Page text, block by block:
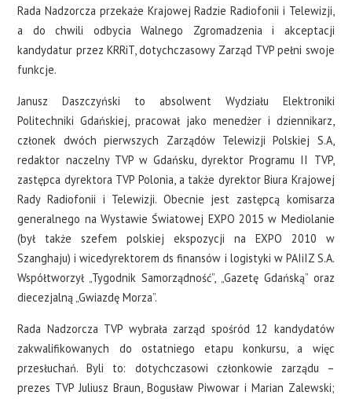
Rada Nadzorcza przekaże Krajowej Radzie Radiofonii i Telewizji,
a do chwili odbycia Walnego Zgromadzenia i akceptacji
kandydatur przez KRRiT, dotychczasowy Zarząd TVP pełni swoje
funkcje.
Janusz Daszczyński to absolwent Wydziału Elektroniki
Politechniki Gdańskiej, pracował jako menedżer i dziennikarz,
członek dwóch pierwszych Zarządów Telewizji Polskiej S.A,
redaktor naczelny TVP w Gdańsku, dyrektor Programu II TVP,
zastępca dyrektora TVP Polonia, a także dyrektor Biura Krajowej
Rady Radiofonii i Telewizji. Obecnie jest zastępcą komisarza
generalnego na Wystawie Światowej EXPO 2015 w Mediolanie
(był także szefem polskiej ekspozycji na EXPO 2010 w
Szanghaju) i wicedyrektorem ds finansów i logistyki w PAIiIZ S.A.
Współtworzył „Tygodnik Samorządność”, „Gazetę Gdańską” oraz
diecezjalną „Gwiazdę Morza”.
Rada Nadzorcza TVP wybrała zarząd spośród 12 kandydatów
zakwalifikowanych do ostatniego etapu konkursu, a więc
przesłuchań. Byli to: dotychczasowi członkowie zarządu –
prezes TVP Juliusz Braun, Bogusław Piwowar i Marian Zalewski;